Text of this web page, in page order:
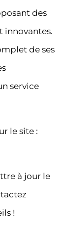
des
innovantes.
de ses
service
le site :
à jour le
!